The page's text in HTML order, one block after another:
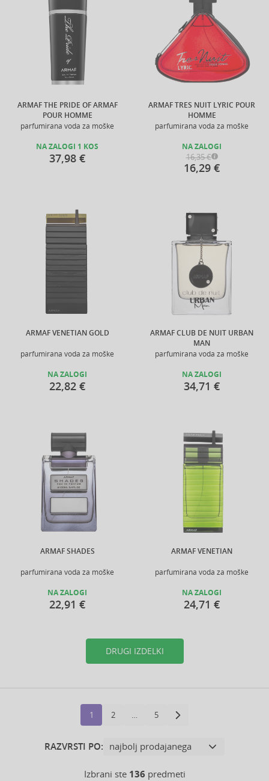
ARMAF THE PRIDE OF ARMAF
POUR HOMME
parfumirana voda za moške
NA ZALOGI 1 KOS
37,98 €
ARMAF TRES NUIT LYRIC POUR
HOMME
parfumirana voda za moške
NA ZALOGI
16,35 €
16,29 €
ARMAF VENETIAN GOLD
parfumirana voda za moške
NA ZALOGI
22,82 €
ARMAF CLUB DE NUIT URBAN
MAN
parfumirana voda za moške
NA ZALOGI
34,71 €
ARMAF SHADES
parfumirana voda za moške
NA ZALOGI
22,91 €
ARMAF VENETIAN
parfumirana voda za moške
NA ZALOGI
24,71 €
DRUGI IZDELKI
1 2 … 5
RAZVRSTI PO:
Izbrani ste 136 predmeti